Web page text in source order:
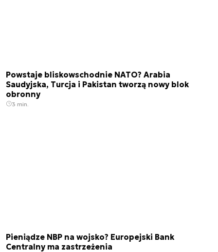
Powstaje bliskowschodnie NATO? Arabia
Saudyjska, Turcja i Pakistan tworzą nowy blok
obronny
3 min.
Pieniądze NBP na wojsko? Europejski Bank
Centralny ma zastrzeżenia